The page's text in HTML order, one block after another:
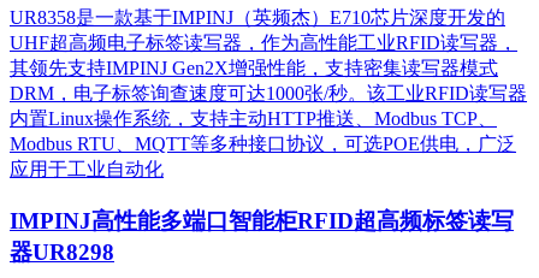
UR8358是一款基于IMPINJ（英频杰）E710芯片深度开发的
UHF超高频电子标签读写器，作为高性能工业RFID读写器，
其领先支持IMPINJ Gen2X增强性能，支持密集读写器模式
DRM，电子标签询查速度可达1000张/秒。该工业RFID读写器
内置Linux操作系统，支持主动HTTP推送、Modbus TCP、
Modbus RTU、MQTT等多种接口协议，可选POE供电，广泛
应用于工业自动化
IMPINJ高性能多端口智能柜RFID超高频标签读写
器UR8298